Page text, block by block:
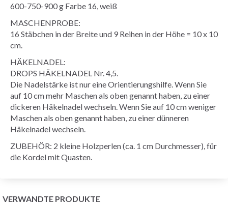
600-750-900 g Farbe 16, weiß
MASCHENPROBE:
16 Stäbchen in der Breite und 9 Reihen in der Höhe = 10 x 10
cm.
HÄKELNADEL:
DROPS HÄKELNADEL Nr. 4,5.
Die Nadelstärke ist nur eine Orientierungshilfe. Wenn Sie
auf 10 cm mehr Maschen als oben genannt haben, zu einer
dickeren Häkelnadel wechseln. Wenn Sie auf 10 cm weniger
Maschen als oben genannt haben, zu einer dünneren
Häkelnadel wechseln.
ZUBEHÖR: 2 kleine Holzperlen (ca. 1 cm Durchmesser), für
die Kordel mit Quasten.
VERWANDTE PRODUKTE